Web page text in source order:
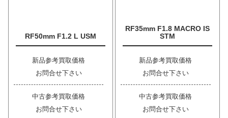
RF50mm F1.2 L USM
新品参考買取価格
お問合せ下さい
中古参考買取価格
お問合せ下さい
RF35mm F1.8 MACRO IS
STM
新品参考買取価格
お問合せ下さい
中古参考買取価格
お問合せ下さい